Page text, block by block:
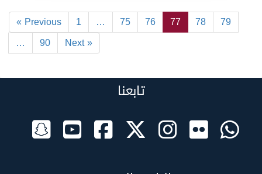
« Previous 1 … 75 76 77 78
79
…
90 Next »
تابعنا